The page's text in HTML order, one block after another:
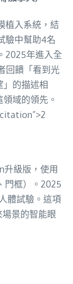
植入系統，結
驗中幫助4名
2025年進入全
回饋「看到光
」的描述相
域的領先。
升級版，使用
門框）。2025
體試驗。這項
景的智能眼